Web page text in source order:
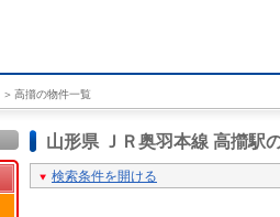
＞ 高擶の物件一覧
山形県 ＪＲ奥羽本線 高擶駅
検索条件を開ける